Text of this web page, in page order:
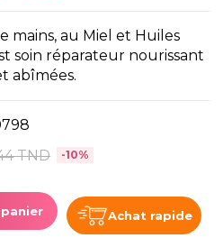
mains, au Miel et Huiles
soin réparateur nourissant
abîmées.
TND -10%
Achat rapide